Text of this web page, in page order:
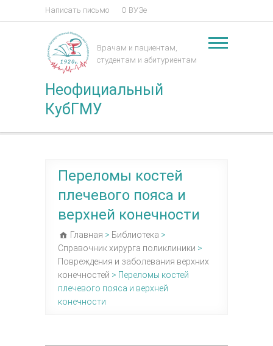
Написать письмо О ВУЗе
Неофициальный
КубГМУ
Врачам и пациентам,
студентам и абитуриентам
Переломы костей
плечевого пояса и
верхней конечности
Главная > Библиотека >
Справочник хирурга поликлиники >
Повреждения и заболевания верхних
конечностей > Переломы костей
плечевого пояса и верхней
конечности